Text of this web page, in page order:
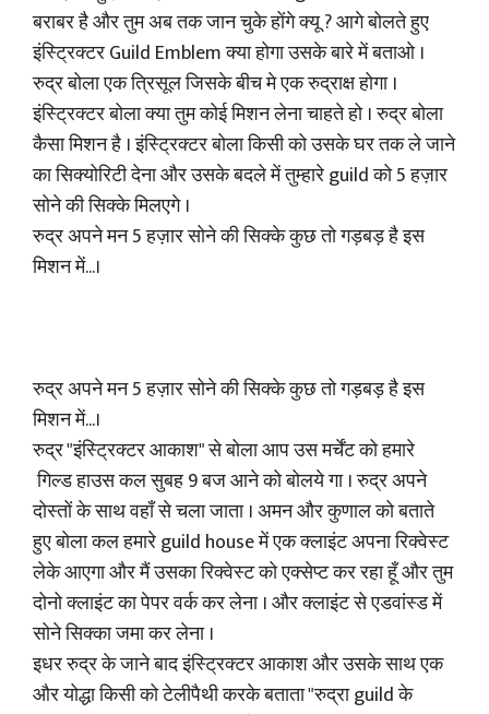
बराबर है और तुम अब तक जान चुके होंगे क्यू ? आगे बोलते हुए
इंस्ट्रिक्टर Guild Emblem क्या होगा उसके बारे में बताओ ।
रुद्र बोला एक त्रिसूल जिसके बीच मे एक रुद्राक्ष होगा ।
इंस्ट्रिक्टर बोला क्या तुम कोई मिशन लेना चाहते हो । रुद्र बोला
कैसा मिशन है । इंस्ट्रिक्टर बोला किसी को उसके घर तक ले जाने
का सिक्योरिटी देना और उसके बदले में तुम्हारे guild को 5 हज़ार
सोने की सिक्के मिलएगे ।
रुद्र अपने मन 5 हज़ार सोने की सिक्के कुछ तो गड़बड़ है इस
मिशन में...।
रुद्र अपने मन 5 हज़ार सोने की सिक्के कुछ तो गड़बड़ है इस
मिशन में...।
रुद्र "इंस्ट्रिक्टर आकाश" से बोला आप उस मर्चेंट को हमारे
गिल्ड हाउस कल सुबह 9 बज आने को बोलये गा । रुद्र अपने
दोस्तों के साथ वहाँ से चला जाता । अमन और कुणाल को बताते
हुए बोला कल हमारे guild house में एक क्लाइंट अपना रिक्वेस्ट
लेके आएगा और मैं उसका रिक्वेस्ट को एक्सेप्ट कर रहा हूँ और तुम
दोनो क्लाइंट का पेपर वर्क कर लेना । और क्लाइंट से एडवांस्ड में
सोने सिक्का जमा कर लेना ।
इधर रुद्र के जाने बाद इंस्ट्रिक्टर आकाश और उसके साथ एक
और योद्धा किसी को टेलीपैथी करके बताता "रुद्रा guild के